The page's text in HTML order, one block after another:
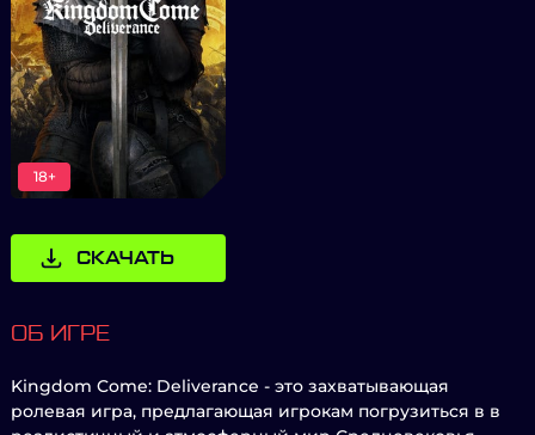
18+
СКАЧАТЬ
ОБ ИГРЕ
Kingdom Come: Deliverance - это захватывающая
ролевая игра, предлагающая игрокам погрузиться в в